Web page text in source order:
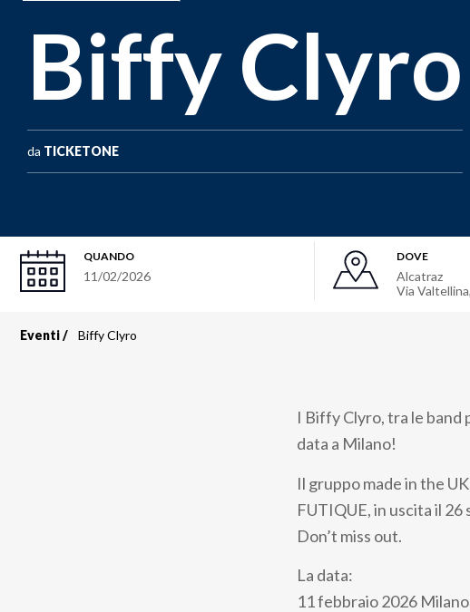
Biffy Clyro
da TICKETONE
QUANDO
11/02/2026
DOVE
Alcatraz
Via
Briciole
Eventi Biffy Clyro
I Biffy Clyro, tra le band
data a Milano!
Il gruppo made in the
FUTIQUE, in uscita il
Don’t miss out.
La data:
11 febbraio 2026